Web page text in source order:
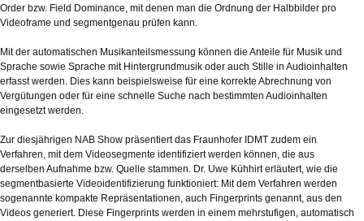
Order bzw. Field Dominance, mit denen man die Ordnung der Halbbilder pro
Videoframe und segmentgenau prüfen kann.
Mit der automatischen Musikanteilsmessung können die Anteile für Musik und
Sprache sowie Sprache mit Hintergrundmusik oder auch Stille in Audioinhalten
erfasst werden. Dies kann beispielsweise für eine korrekte Abrechnung von
Vergütungen oder für eine schnelle Suche nach bestimmten Audioinhalten
eingesetzt werden.
Zur diesjährigen NAB Show präsentiert das Fraunhofer IDMT zudem ein
Verfahren, mit dem Videosegmente identifiziert werden können, die aus
derselben Aufnahme bzw. Quelle stammen. Dr. Uwe Kühhirt erläutert, wie die
segmentbasierte Videoidentifizierung funktioniert: Mit dem Verfahren werden
sogenannte kompakte Repräsentationen, auch Fingerprints genannt, aus den
Videos generiert. Diese Fingerprints werden in einem mehrstufigen, automatisch